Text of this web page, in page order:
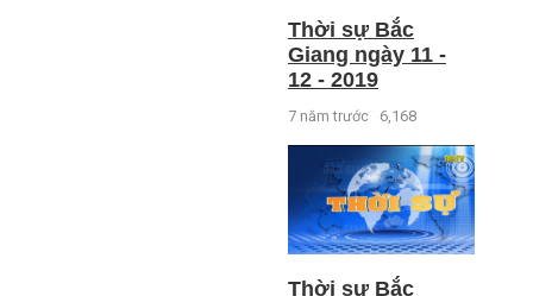
Thời sự Bắc
Giang ngày 11 -
12 - 2019
7 năm trước 6,168
Thời sự Bắc